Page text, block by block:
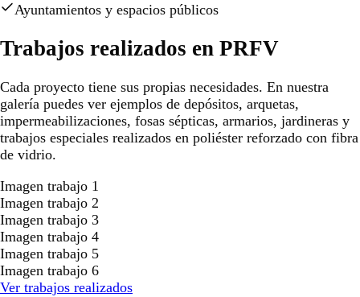
Ayuntamientos y espacios públicos
Trabajos realizados en PRFV
Cada proyecto tiene sus propias necesidades. En nuestra
galería puedes ver ejemplos de depósitos, arquetas,
impermeabilizaciones, fosas sépticas, armarios, jardineras y
trabajos especiales realizados en poliéster reforzado con fibra
de vidrio.
Imagen trabajo 1
Imagen trabajo 2
Imagen trabajo 3
Imagen trabajo 4
Imagen trabajo 5
Imagen trabajo 6
Ver trabajos realizados